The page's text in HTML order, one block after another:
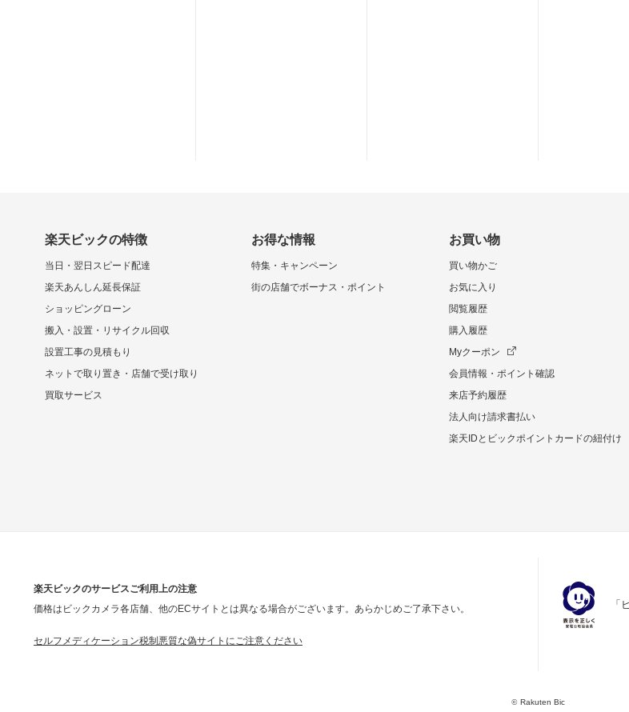
楽天ビックの特徴
当日・翌日スピード配達
楽天あんしん延長保証
ショッピングローン
搬入・設置・リサイクル回収
設置工事の見積もり
ネットで取り置き・店舗で受け取り
買取サービス
お得な情報
特集・キャンペーン
街の店舗でボーナス・ポイント
お買い物
買い物かご
お気に入り
閲覧履歴
購入履歴
Myクーポン
会員情報・ポイント確認
来店予約履歴
法人向け請求書払い
楽天IDとビックポイントカードの紐付け
楽天ビックのサービスご利用上の注意
価格はビックカメラ各店舗、他のECサイトとは異なる場合がございます。あらかじめご了承下さい。
セルフメディケーション税制悪質な偽サイトにご注意ください
「
©Rakuten Bic